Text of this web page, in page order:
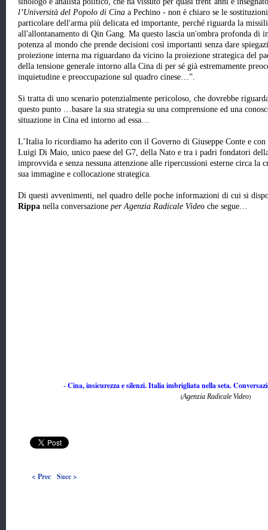
l’Università del Popolo di Cina a Pechino - non è chiaro se le
particolare dell'arma più delicata ed importante, perché riguarda la
all'allontanamento di Qin Gang. Ma questo lascia un'ombra profonda di
potenza al mondo che prende decisioni così importanti senza dare
proiezione interna ma riguardano da vicino la proiezione strategica del
della tensione generale intorno alla Cina di per sé già estremamente
inquietudine e preoccupazione sul quadro cinese…”.
Si tratta di uno scenario potenzialmente pericoloso, che dovrebbe
questo punto …basare la sua strategia su una comprensione ed una
situazione in Cina ed intorno ad essa…
L’Italia lo ricordiamo ha aderito con il Governo di Giuseppe Conte e
Luigi Di Maio, unico paese del G7, della Nato e tra i padri fondatori
improvvida e senza nessuna attenzione alle ripercussioni esterne circa la
sua immagine e collocazione strategica.
Di questi avvenimenti, nel quadro delle poche informazioni di cui si
Rippa nella conversazione per Agenzia Radicale Video che segue…
- Cina, insicurezza e silenzi. Italia imbrigliata nella seta.
(Agenzia Radicale Video)
< Prec Succ >